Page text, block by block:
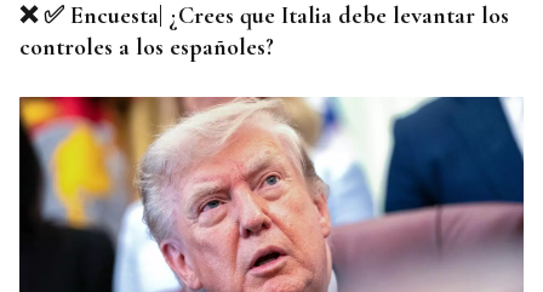
❌ ✅ Encuesta| ¿Crees que Italia debe levantar los
controles a los españoles?